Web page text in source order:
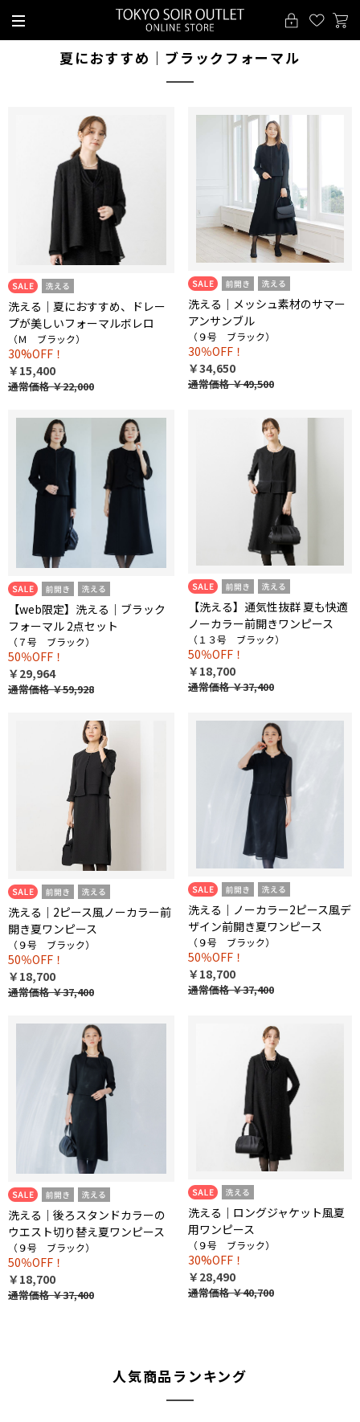
夏におすすめ｜ブラックフォーマル
洗える｜夏におすすめ、ドレー
プが美しいフォーマルボレロ
（Ｍ ブラック）
30%OFF！
￥15,400
通常価格￥22,000
洗える｜メッシュ素材のサマー
アンサンブル
（９号 ブラック）
30％OFF！
￥34,650
通常価格￥49,500
【web限定】洗える｜ブラック
フォーマル 2点セット
（７号 ブラック）
50％OFF！
￥29,964
通常価格￥59,928
【洗える】通気性抜群 夏も快適
ノーカラー前開きワンピース
（１３号 ブラック）
50％OFF！
￥18,700
通常価格￥37,400
洗える｜2ピース風ノーカラー前
開き夏ワンピース
（９号 ブラック）
50％OFF！
￥18,700
通常価格￥37,400
洗える｜ノーカラー2ピース風デ
ザイン前開き夏ワンピース
（９号 ブラック）
50％OFF！
￥18,700
通常価格￥37,400
洗える｜後ろスタンドカラーの
ウエスト切り替え夏ワンピース
（９号 ブラック）
50％OFF！
￥18,700
通常価格￥37,400
洗える｜ロングジャケット風夏
用ワンピース
（９号 ブラック）
30%OFF！
￥28,490
通常価格￥40,700
人気商品ランキング